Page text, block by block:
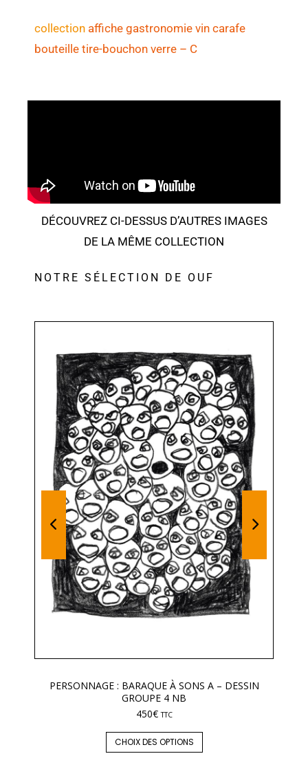
collection affiche gastronomie vin carafe
bouteille tire-bouchon verre – C
DÉCOUVREZ CI-DESSUS D’AUTRES IMAGES
DE LA MÊME COLLECTION
NOTRE SÉLECTION DE OUF
PERSONNAGE : BARAQUE À SONS A – DESSIN
GROUPE 4 NB
450€ TTC
CHOIX DES OPTIONS